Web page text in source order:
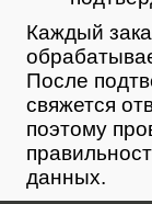
Каждый
После
свяжется
поэтому
данных.